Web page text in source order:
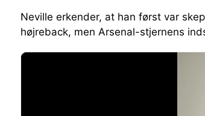
Neville erkender, at han først var
højreback, men Arsenal-stjernens